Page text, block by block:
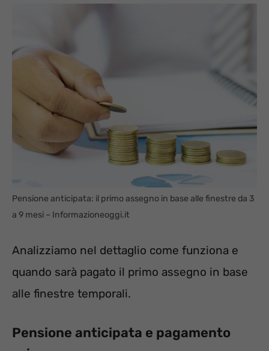
Pensione anticipata: il primo assegno in base alle finestre da 3
a 9 mesi – Informazioneoggi.it
Analizziamo nel dettaglio come funziona e
quando sarà pagato il primo assegno in base
alle finestre temporali.
Pensione anticipata e pagamento